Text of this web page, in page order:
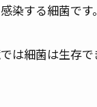
染する細菌です。
は細菌は生存